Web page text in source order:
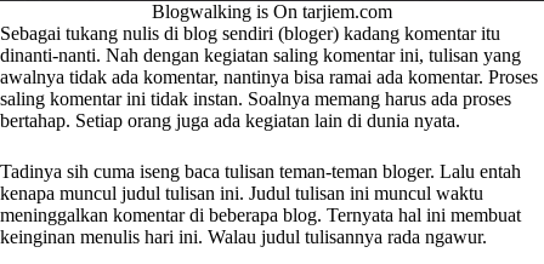
Blogwalking is On tarjiem.com
Sebagai tukang nulis di blog sendiri (bloger) kadang komentar itu
dinanti-nanti. Nah dengan kegiatan saling komentar ini, tulisan yang
awalnya tidak ada komentar, nantinya bisa ramai ada komentar. Proses
saling komentar ini tidak instan. Soalnya memang harus ada proses
bertahap. Setiap orang juga ada kegiatan lain di dunia nyata.
Tadinya sih cuma iseng baca tulisan teman-teman bloger. Lalu entah
kenapa muncul judul tulisan ini. Judul tulisan ini muncul waktu
meninggalkan komentar di beberapa blog. Ternyata hal ini membuat
keinginan menulis hari ini. Walau judul tulisannya rada ngawur.